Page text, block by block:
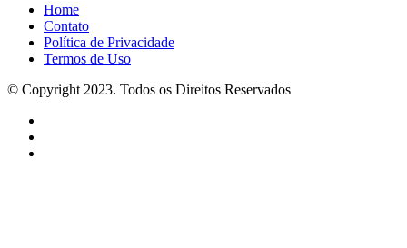
Home
Contato
Política de Privacidade
Termos de Uso
© Copyright 2023. Todos os Direitos Reservados